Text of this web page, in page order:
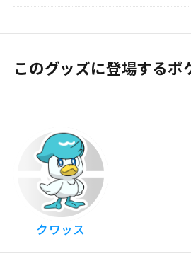
このグッズに登場するポ
クワッス